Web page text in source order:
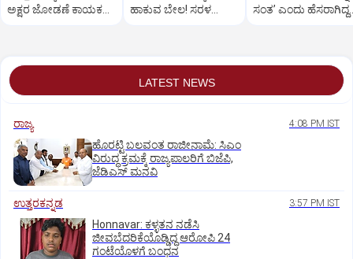
ಅಕ್ಷರ ಜೋಡಣೆ ಕಾಯಕಕ್ಕೆ
ಹಾಕುವ ಬೇಲ! ಸರಳ
ಸಂತ’ ಎಂದು ಹೆಸರಾಗಿದ್ದ
LATEST NEWS
ರಾಜ್ಯ 4:08 PM IST
ಹೊರಟ್ಟಿ ಬಲವಂತ ರಾಜೀನಾಮೆ: ಸಿಎಂ
ವಿರುದ್ಧ ಕ್ರಮಕ್ಕೆ ರಾಜ್ಯಪಾಲರಿಗೆ ಬಿಜೆಪಿ,
ಜೆಡಿಎಸ್ ಮನವಿ
ಉತ್ತರಕನ್ನಡ 3:57 PM IST
Honnavar: ಕಳ್ಳತನ ನಡೆಸಿ
ಜೀವಬೆದರಿಕೆಯೊಡ್ಡಿದ್ದ ಆರೋಪಿ 24
ಗಂಟೆಯೊಳಗೆ ಬಂಧನ